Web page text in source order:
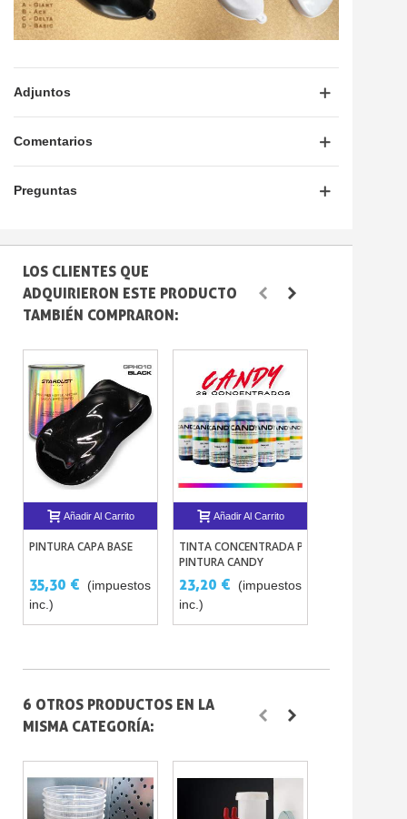
Adjuntos
Comentarios
Preguntas
LOS CLIENTES QUE
ADQUIRIERON ESTE PRODUCTO
TAMBIÉN COMPRARON:
Añadir Al Carrito
PINTURA CAPA BASE
35,30 €
(impuestos
inc.)
Añadir Al Carrito
TINTA CONCENTRADA PARA
PINTURA CANDY
23,20 €
(impuestos
inc.)
6 OTROS PRODUCTOS EN LA
MISMA CATEGORÍA: